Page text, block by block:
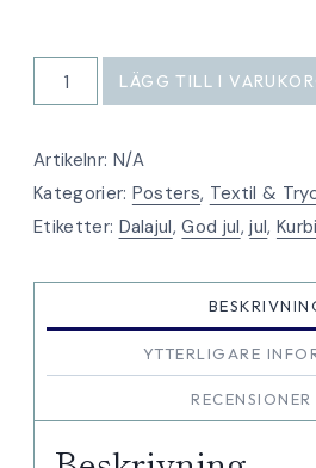
Kurbits
poster
LÄGG TILL I
Artikelnr: N/A
Kategorier: Posters, Textil &
Etiketter: Dalajul,God jul,jul,
YTTERLIGARE